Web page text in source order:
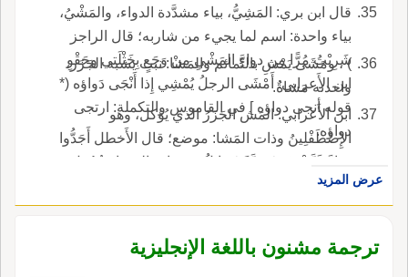
قال ابن بري: المَشِيُّ، بياء مشدَّدة الدواء، والمَشْيُ،
بياء واحدة: اسم لما يجيء من شاربه؛ قال الراجز
شَرِبْتُ مُرًّا مِن دواءِ المَشْيِ مِنْ وَجَعٍ بِخَثْلَتي وحَقْوِ
ابن الأَعرابي: أَمْشَى الرجلُ يُمْشِي إِذا أَنْجَى دَواؤه (*
قوله أنجى دواؤه ] في القاموس والتكملة: ارتجى
دواؤه.
) ، ومَشَى يَمْشِ بالنَّمائم والمَشا: نبت يشبه الجَزَر،
واحدته مَشاةٌ.
ابن الأَعرابي: المَش الجَزَرُ الذي يُؤكل، وهو
الإِصْطَفْلِينُ وذات المَشا: موضع؛ قال الأَخطل أَجَدُّوا
نَجاءً غَيَّبَتْهُمْ، عَشِيَّةً خَمائِلُ من ذاتِ المَشا وهُجُول.
عرض المزيد
ترجمة مشنون باللغة الإنجليزية